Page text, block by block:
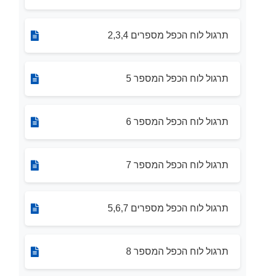
תרגול לוח הכפל מספרים 2,3,4
תרגול לוח הכפל המספר 5
תרגול לוח הכפל המספר 6
תרגול לוח הכפל המספר 7
תרגול לוח הכפל מספרים 5,6,7
תרגול לוח הכפל המספר 8